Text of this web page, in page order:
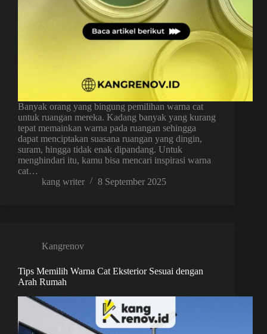
Banyak orang yang bingung pemilihan warna cat
untuk ruangan mereka. Kadang banyak yang kurang
tepat memainkan warna pada ruangan sehingga
dapat menciptakan suasana ruangan yang dingin,
suram, hingga tidak enak dipandang. Untuk
menghindari itu, kamu bisa mencari inspirasi warna
cat…
kang writer
8 September 2025
Kangrenov
Tips Memilih Warna Cat Eksterior Sesuai dengan
Arah Rumah